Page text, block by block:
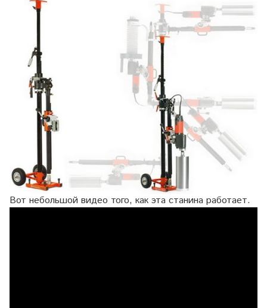
Вот небольшой видео того, как эта станина работает.